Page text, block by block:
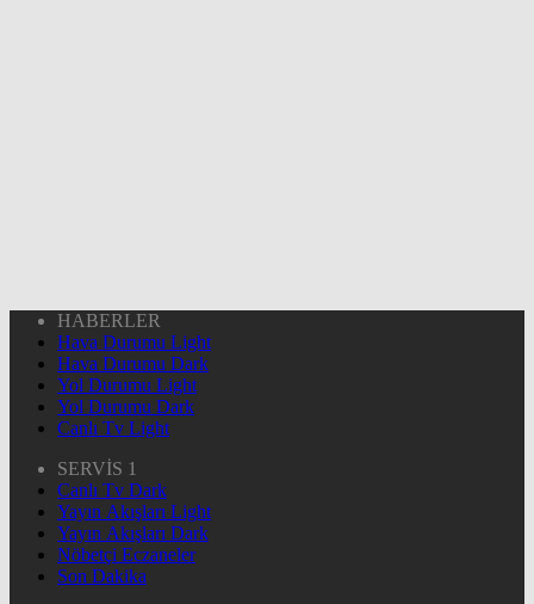
HABERLER
Hava Durumu Light
Hava Durumu Dark
Yol Durumu Light
Yol Durumu Dark
Canlı Tv Light
SERVİS 1
Canlı Tv Dark
Yayın Akışları Light
Yayın Akışları Dark
Nöbetçi Eczaneler
Son Dakika